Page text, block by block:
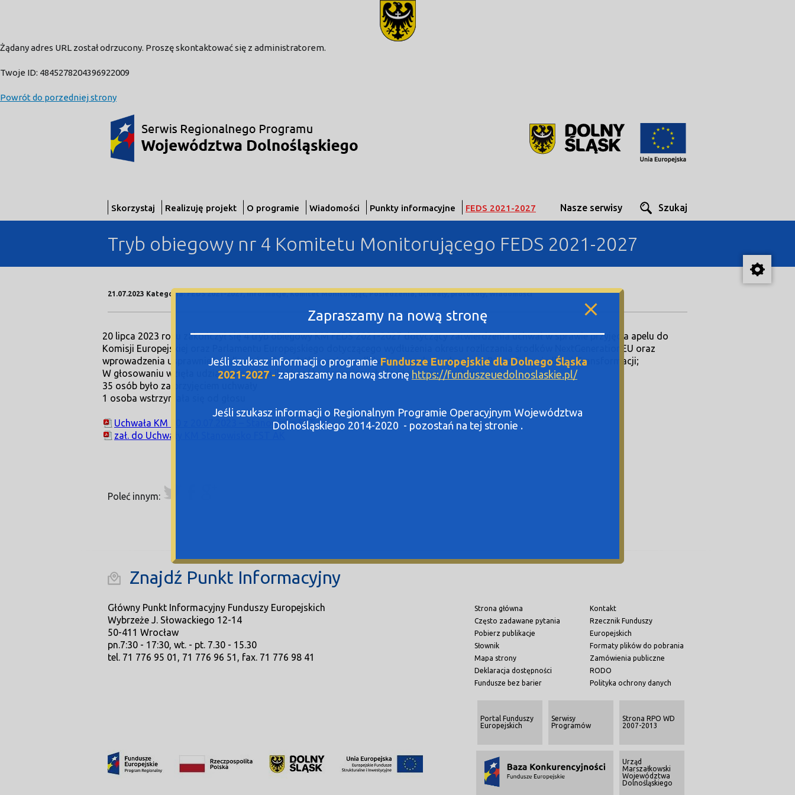
Żądany adres URL został odrzucony. Proszę skontaktować się z administratorem.
Twoje ID: 4845278204396922009
Powrót do porzedniej strony
Skorzystaj Realizuję projekt O programie Wiadomości Punkty informacyjne FEDS 2021-2027 Szukaj
Nasze serwisy
Tryb obiegowy nr 4 Komitetu Monitorującego FEDS 2021-2027
21.07.2023 Kategoria: FEDS 2021-2027, Informacje, Komitet Monitorując, Posiedzenia, uchwały, protokoły, Wiadomości
20 lipca 2023 roku zakończył się 4 tryb obiegowy KM FEDS 2021-2027 dotyczący zatwierdzenia uchwał w sprawie przyjęcia apelu do
Komisji Europejskiej oraz Parlamentu Europejskiego dotyczącego wydłużenia okresu rozliczania środków NextGenerationEU oraz
wprowadzenia usprawnień realizacyjnych wydatkowania środków w ramach Funduszu na Rzecz Sprawiedliwej Transformacji;
W głosowaniu wzięła udział wymagana ilość osób uprawnionych do głosowania, w tym:
35 osób było za przyjęciem uchwały
1 osoba wstrzymała się od głosu
Uchwała KM 30 z 20.07.2023 – Stanowisko FST AK
zał. do Uchwały KM Stanowisko FST AK
Poleć innym:
Znajdź Punkt Informacyjny
Główny Punkt Informacyjny Funduszy Europejskich
Wybrzeże J. Słowackiego 12-14
50-411 Wrocław
pn.7:30 - 17:30, wt. - pt. 7.30 - 15.30
tel. 71 776 95 01, 71 776 96 51, fax. 71 776 98 41
Strona główna
Często zadawane pytania
Pobierz publikacje
Słownik
Mapa strony
Deklaracja dostępności
Fundusze bez barier
Kontakt
Rzecznik Funduszy
Europejskich
Formaty plików do pobrania
Zamówienia publiczne
RODO
Polityka ochrony danych
Strona RPO WD
2007-2013
Serwisy
Programów
Portal Funduszy
Europejskich
Urząd
Marszałkowski
Województwa
Dolnośląskiego
modal-check
Zapraszamy na nową stronę
Jeśli szukasz informacji o programie Fundusze Europejskie dla Dolnego Śląska
2021-2027 - zapraszamy na nową stronę https://funduszeuedolnoslaskie.pl/
Jeśli szukasz informacji o Regionalnym Programie Operacyjnym Województwa
Dolnośląskiego 2014-2020 - pozostań na tej stronie .